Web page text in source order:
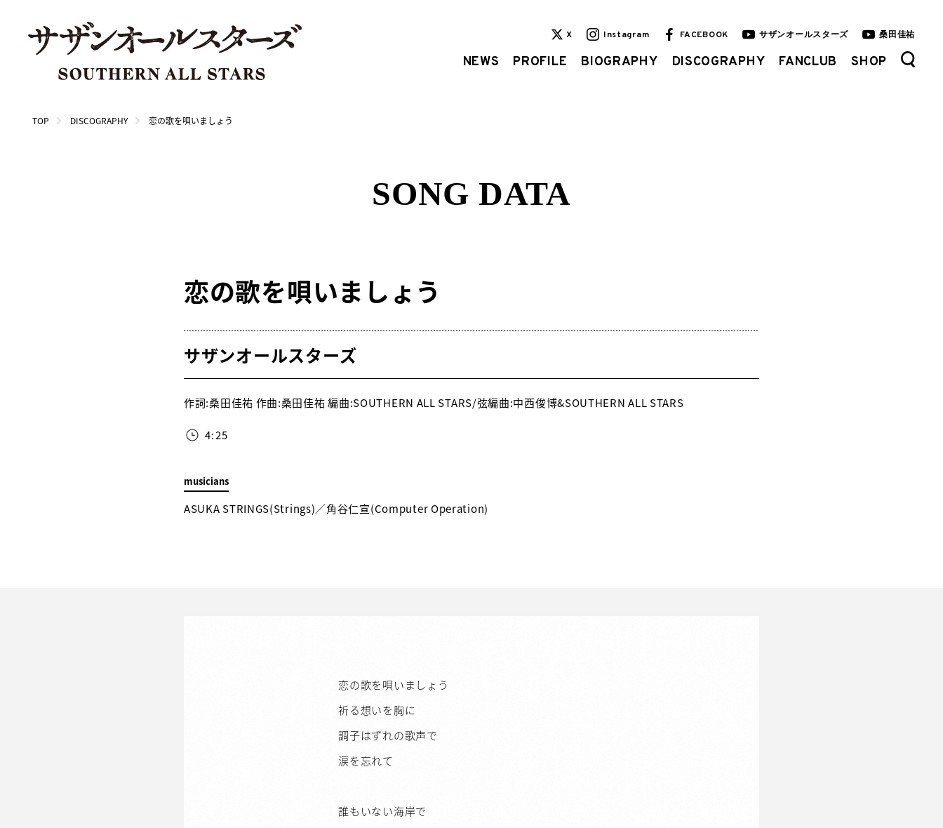
X Instagram FACEBOOK サザンオールスターズ 桑田佳祐
NEWS PROFILE BIOGRAPHY DISCOGRAPHY FANCLUB SHOP
TOP DISCOGRAPHY 恋の歌を唄いましょう
SONG DATA
恋の歌を唄いましょう
サザンオールスターズ
作詞:桑田佳祐 作曲:桑田佳祐 編曲:SOUTHERN ALL STARS/弦編曲:中西俊博&SOUTHERN ALL STARS
4:25
musicians
ASUKA STRINGS(Strings)／角谷仁宣(Computer Operation)
恋の歌を唄いましょう
祈る想いを胸に
調子はずれの歌声で
涙を忘れて
誰もいない海岸で